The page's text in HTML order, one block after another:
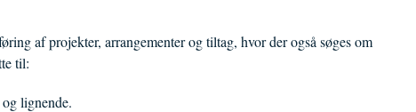
af projekter, arrangementer og tiltag, hvor der også søges om
til:
lignende.